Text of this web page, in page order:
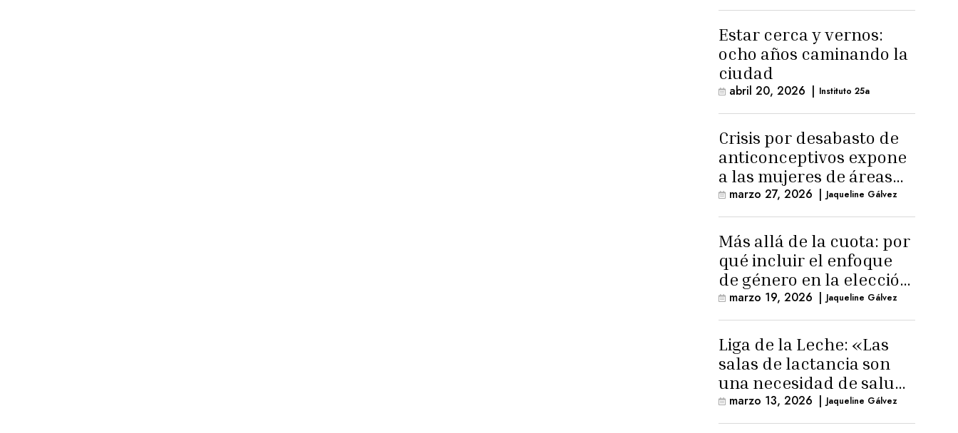
Estar cerca y vernos:
ocho años caminando la
ciudad
abril 20, 2026 | Instituto 25a
Crisis por desabasto de
anticonceptivos expone
a las mujeres de áreas
rurales
marzo 27, 2026 | Jaqueline Gálvez
Más allá de la cuota: por
qué incluir el enfoque
de género en la elección
de Fiscal General
marzo 19, 2026 | Jaqueline Gálvez
Liga de la Leche: «Las
salas de lactancia son
una necesidad de salud
pública»
marzo 13, 2026 | Jaqueline Gálvez